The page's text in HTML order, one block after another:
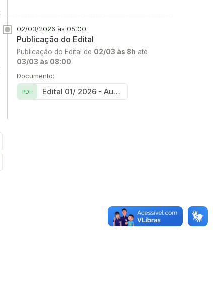
02/03/2026 às 05:00
Publicação do Edital
Publicação do Edital de 02/03 às 8h até
03/03 às 08:00
Documento:
Edital 01/ 2026 - Auxílios Estudantis 2026.1 - IFCE Maracanaú
PDF